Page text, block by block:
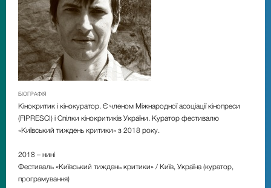
БІОГРАФІЯ
Кінокритик і кінокуратор. Є членом Міжнародної асоціації кінопреси
(FIPRESCI) і Спілки кінокритиків України. Куратор фестивалю
«Київський тиждень критики» з 2018 року.
2018 – нині
Фестиваль «Київський тиждень критики» / Київ, Україна (куратор,
програмування)